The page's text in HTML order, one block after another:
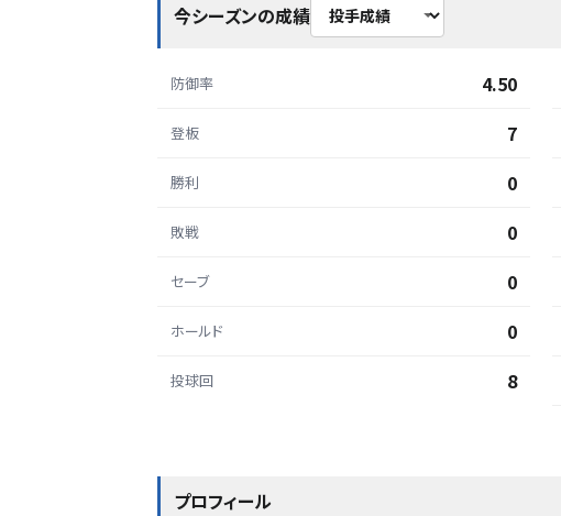
今シーズンの成績
防御率 4.50
登板 7
勝利 0
敗戦 0
セーブ 0
ホールド 0
投球回 8
プロフィール